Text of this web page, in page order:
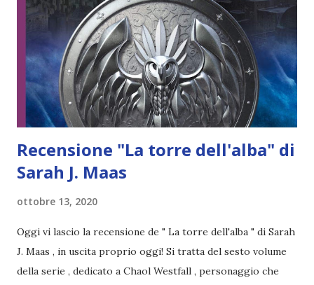
quando scopre il background della protagonista, però allo
stesso tempo non è completamente indifferente al suo
passato, specie quando in più occasioni la vede uccide a
sangue freddo. Ecco spiegato perché quando scopre che
Celaena in realtà è una potentissima regina fae, razza che il
suo regno ha condannato, è s...
Recensione "La torre dell'alba" di
Sarah J. Maas
ottobre 13, 2020
Oggi vi lascio la recensione de " La torre dell'alba " di Sarah
J. Maas , in uscita proprio oggi! Si tratta del sesto volume
della serie , dedicato a Chaol Westfall , personaggio che